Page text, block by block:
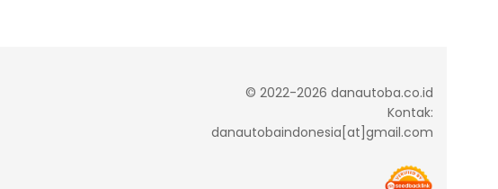
© 2022-2026 danautoba.co.id
Kontak:
danautobaindonesia[at]gmail.com